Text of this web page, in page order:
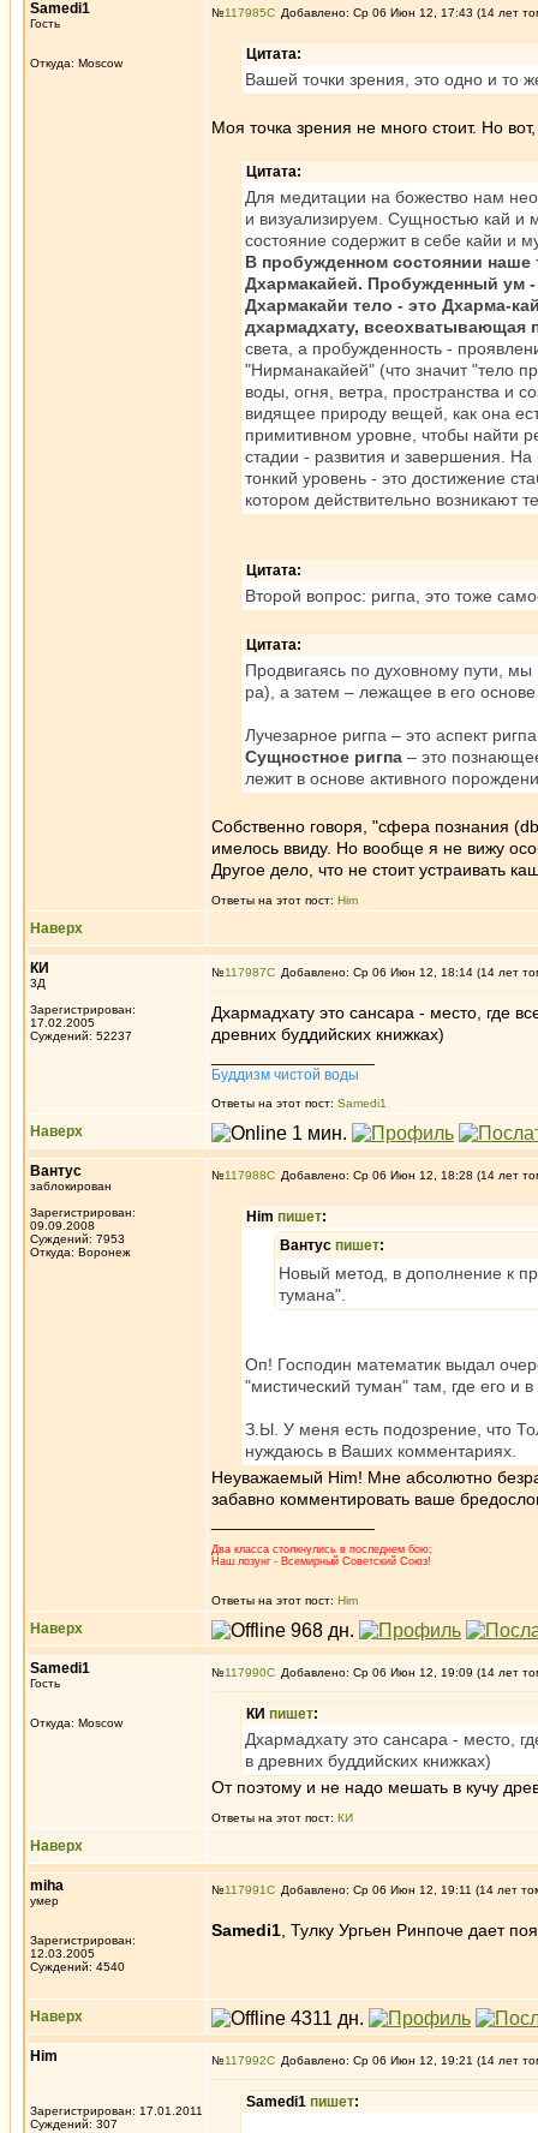
Samedi1
Гость
Откуда: Moscow
№117985 Добавлено: Ср 06 Июн 12, 17:43 (14 лет
Цитата:
Вашей точки зрения, это одно и то
Моя точка зрения не много стоит. Но
Цитата:
Для медитации на божество нам
и визуализируем. Сущностью кай и
состояние содержит в себе кайи и
В пробужденном состоянии наше
Дхармакайей. Пробужденный ум -
Дхармакайи тело - это Дхарма-
дхармадхату, всеохватывающая
света, а пробужденность -
"Нирманакайей" (что значит "тело
воды, огня, ветра, пространства и
видящее природу вещей, как она
примитивном уровне, чтобы найти
стадии - развития и завершения.
тонкий уровень - это достижение
котором действительно возникают
Цитата:
Второй вопрос: ригпа, это тоже
Цитата:
Продвигаясь по духовному пути,
pa), а затем – лежащее в его
Лучезарное ригпа – это аспект
Сущностное ригпа – это
лежит в основе активного
Собственно говоря, "сфера познания
имелось ввиду. Но вообще я не вижу
Другое дело, что не стоит устраивать
Ответы на этот пост: Him
Наверх
КИ
3Д
Зарегистрирован:
17.02.2005
Суждений: 52237
№117987 Добавлено: Ср 06 Июн 12, 18:14 (14 лет
Дхармадхату это сансара - место, где
древних буддийских книжках)
Буддизм чистой воды
Ответы на этот пост: Samedi1
Наверх
Вантус
заблокирован
Зарегистрирован:
09.09.2008
Суждений: 7953
Откуда: Воронеж
№117988 Добавлено: Ср 06 Июн 12, 18:28 (14 лет
Him пишет:
Вантус пишет:
Новый метод, в дополнение к
тумана".
Оп! Господин математик выдал
"мистический туман" там, где его
З.Ы. У меня есть подозрение, что
нуждаюсь в Ваших комментариях.
Неуважаемый Him! Мне абсолютно
забавно комментировать ваше
Два класса столкнулись в последнем бою;
Наш лозунг - Всемирный Советский Союз!
Ответы на этот пост: Him
Наверх
Samedi1
Гость
Откуда: Moscow
№117990 Добавлено: Ср 06 Июн 12, 19:09 (14 лет
КИ пишет:
Дхармадхату это сансара - место,
в древних буддийских книжках)
От поэтому и не надо мешать в кучу
Ответы на этот пост: КИ
Наверх
miha
умер
Зарегистрирован:
12.03.2005
Суждений: 4540
№117991 Добавлено: Ср 06 Июн 12, 19:11 (14 лет
Samedi1 , Тулку Ургьен Ринпоче дает
Наверх
Him
Зарегистрирован: 17.01.2011
Суждений: 307
№117992 Добавлено: Ср 06 Июн 12, 19:21 (14 лет
Samedi1 пишет: